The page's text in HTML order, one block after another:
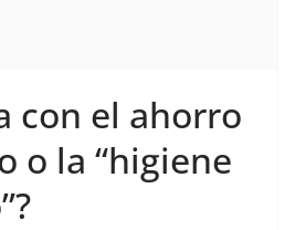
con el ahorro
o la “higiene